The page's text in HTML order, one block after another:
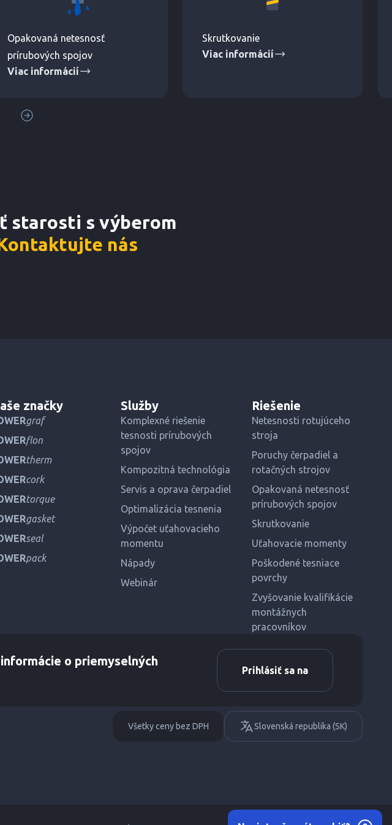
Opakovaná netesnosť
prírubových spojov
Viac informácií
Skrutkovanie
Viac informácií
starosti s výberom
nás
značky
graf
flon
therm
cork
torque
gasket
seal
pack
Služby
Komplexné riešenie
tesnosti prírubových
spojov
Kompozitná technológia
Servis a oprava čerpadiel
Optimalizácia tesnenia
Výpočet uťahovacieho
momentu
Nápady
Webinár
Riešenie
Netesnosti rotujúceho
stroja
Poruchy čerpadiel a
rotačných strojov
Opakovaná netesnosť
prírubových spojov
Skrutkovanie
Uťahovacie momenty
Poškodené tesniace
povrchy
Zvyšovanie kvalifikácie
montážnych
pracovníkov
o priemyselných
Prihlásiť sa na
Všetky ceny bez DPH Slovenská republika (SK)